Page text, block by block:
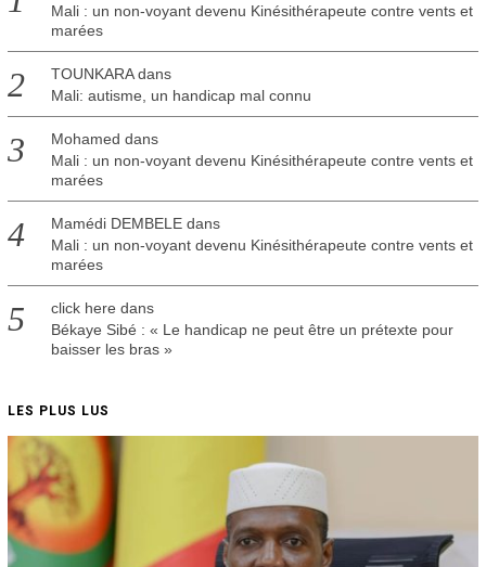
Mali : un non-voyant devenu Kinésithérapeute contre vents et
marées
TOUNKARAdans
Mali: autisme, un handicap mal connu
Mohamed dans
Mali : un non-voyant devenu Kinésithérapeute contre vents et
marées
Mamédi DEMBELEdans
Mali : un non-voyant devenu Kinésithérapeute contre vents et
marées
click here dans
Békaye Sibé : « Le handicap ne peut être un prétexte pour
baisser les bras »
LES PLUS LUS